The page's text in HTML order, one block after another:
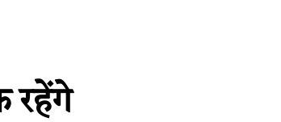
रहेंगे